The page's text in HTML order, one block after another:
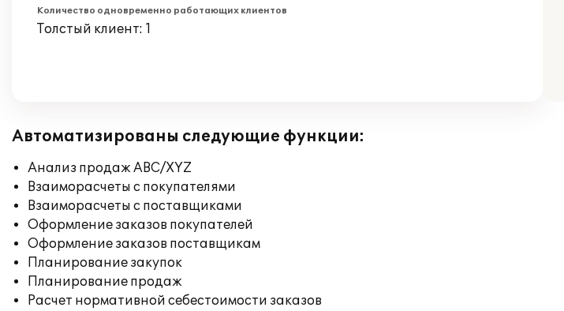
Количество одновременно работающих клиентов
Толстый клиент: 1
Автоматизированы следующие функции:
Анализ продаж ABC/XYZ
Взаиморасчеты с покупателями
Взаиморасчеты с поставщиками
Оформление заказов покупателей
Оформление заказов поставщикам
Планирование закупок
Планирование продаж
Расчет нормативной себестоимости заказов